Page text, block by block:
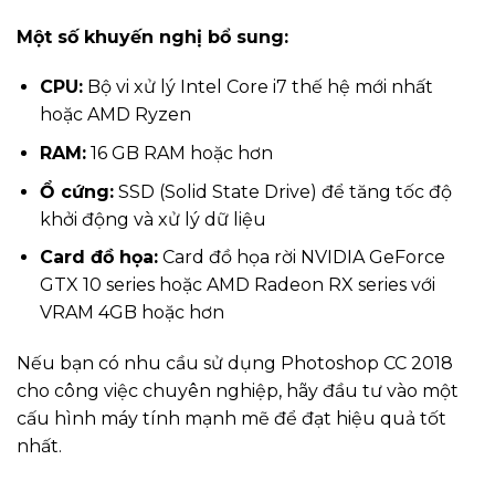
Một số khuyến nghị bổ sung:
CPU:Bộ vi xử lý Intel Core i7 thế hệ mới nhất
hoặc AMD Ryzen
RAM:16 GB RAM hoặc hơn
Ổ cứng:SSD (Solid State Drive) để tăng tốc độ
khởi động và xử lý dữ liệu
Card đồ họa:Card đồ họa rời NVIDIA GeForce
GTX 10 series hoặc AMD Radeon RX series với
VRAM 4GB hoặc hơn
Nếu bạn có nhu cầu sử dụng Photoshop CC 2018
cho công việc chuyên nghiệp, hãy đầu tư vào một
cấu hình máy tính mạnh mẽ để đạt hiệu quả tốt
nhất.